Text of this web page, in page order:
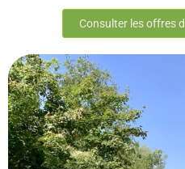
Consulter les offres